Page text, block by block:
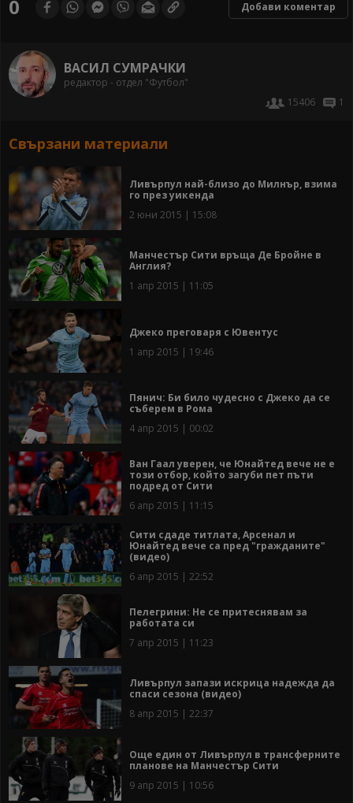
0 Добави коментар
ВАСИЛ СУМРАЧКИ
редактор - отдел "Футбол"
15406
1
Свързани материали
Ливърпул най-близо до Милнър, взима
го през уикенда
2 юни 2015 | 15:08
Манчестър Сити връща Де Бройне в
Англия?
1 апр 2015 | 11:05
Джеко преговаря с Ювентус
1 апр 2015 | 19:46
Пянич: Би било чудесно с Джеко да се
съберем в Рома
4 апр 2015 | 00:02
Ван Гаал уверен, че Юнайтед вече не е
този отбор, който загуби пет пъти
подред от Сити
6 апр 2015 | 11:15
Сити сдаде титлата, Арсенал и
Юнайтед вече са пред "гражданите"
(видео)
6 апр 2015 | 22:52
Пелегрини: Не се притеснявам за
работата си
7 апр 2015 | 11:23
Ливърпул запази искрица надежда да
спаси сезона (видео)
8 апр 2015 | 22:37
Oще един от Ливърпул в трансферните
планове на Манчестър Сити
9 апр 2015 | 10:56